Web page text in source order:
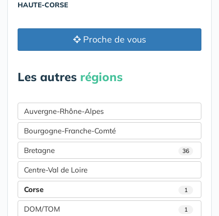
HAUTE-CORSE
Proche de vous
Les autres régions
Auvergne-Rhône-Alpes
Bourgogne-Franche-Comté
Bretagne 36
Centre-Val de Loire
Corse 1
DOM/TOM 1